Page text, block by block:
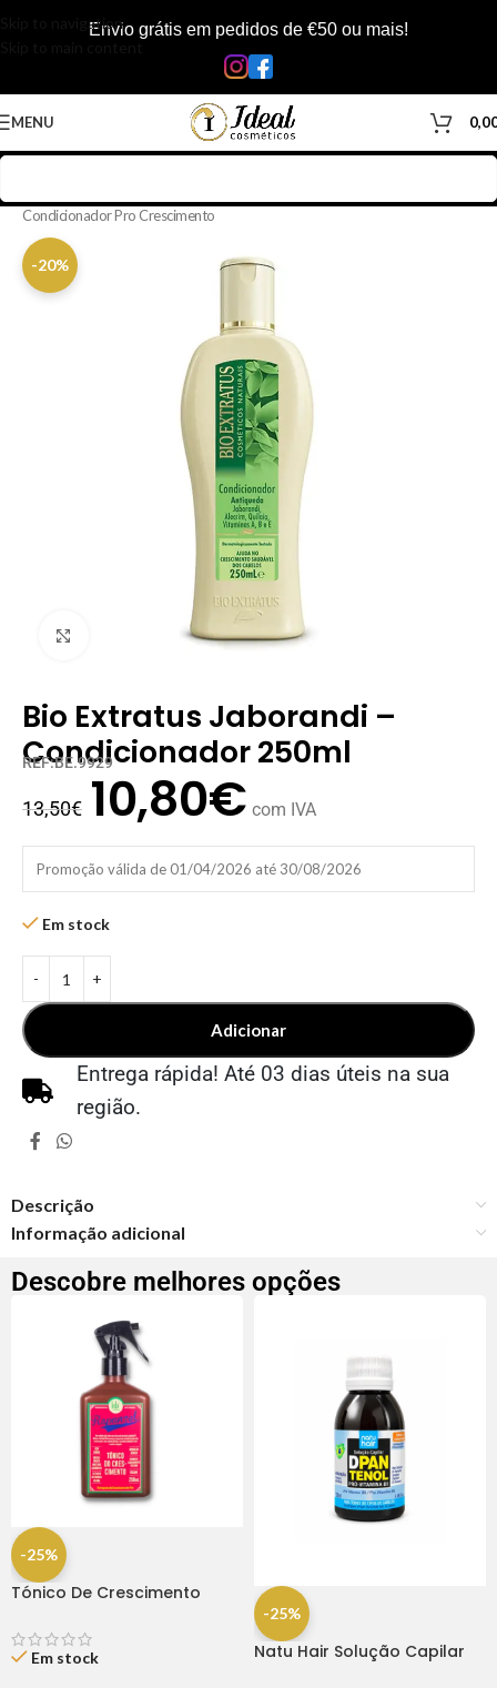
Skip to navigationEnvio grátis em pedidos de €50 ou mais!
MENU
Condicionador Pro Crescimento
-20%
Clique para ampliar
Bio Extratus Jaborandi –
Condicionador 250ml
REF:BE.9929
13,50€ 10,80€ com IVA
Promoção válida de 01/04/2026 até 30/08/2026
Em stock
Adicionar
Entrega rápida! Até 03 dias úteis na sua
região.
Descrição
Informação adicional
Descobre melhores opções
-25%
Tónico De Crescimento
Em stock
-25%
Natu Hair Solução Capilar